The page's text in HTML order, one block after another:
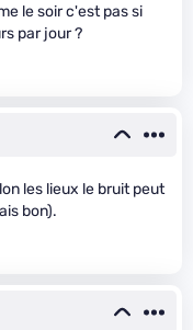
le soir c'est pas si
par jour ?
les lieux le bruit peut
bon).